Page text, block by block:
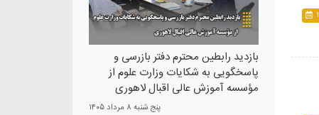
بازدید رابطین محترم دفتر بازرسی و
پاسخگویی به شکایات وزارت علوم از
مؤسسه آموزش عالی اقبال لاهوری
پنج شنبه ۸ مرداد ۱۴۰۵